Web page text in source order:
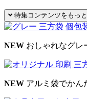
特集コンテンツをもっ
NEW おしゃれなグレ
NEW アルミ袋でかん